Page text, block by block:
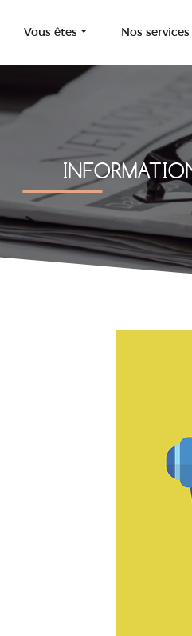
Vous êtes Nos services